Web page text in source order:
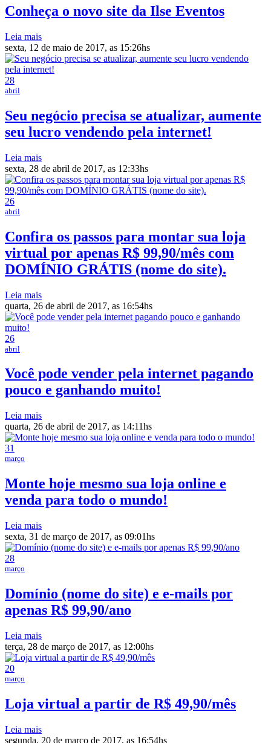
Conheça o novo site da Ilse Eventos
Leia mais
sexta, 12 de maio de 2017, as 15:26hs
28
abril
Seu negócio precisa se atualizar, aumente
seu lucro vendendo pela internet!
Leia mais
sexta, 28 de abril de 2017, as 12:33hs
26
abril
Confira os passos para montar sua loja
virtual por apenas R$ 99,90/mês com
DOMÍNIO GRÁTIS (nome do site).
Leia mais
quarta, 26 de abril de 2017, as 16:54hs
26
abril
Você pode vender pela internet pagando
pouco e ganhando muito!
Leia mais
quarta, 26 de abril de 2017, as 14:11hs
31
março
Monte hoje mesmo sua loja online e
venda para todo o mundo!
Leia mais
sexta, 31 de março de 2017, as 09:01hs
28
março
Domínio (nome do site) e e-mails por
apenas R$ 99,90/ano
Leia mais
terça, 28 de março de 2017, as 12:00hs
20
março
Loja virtual a partir de R$ 49,90/mês
Leia mais
segunda, 20 de março de 2017, as 16:54hs